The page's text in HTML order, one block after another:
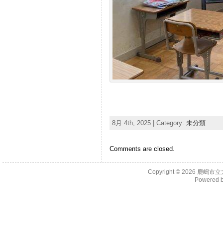
8月 4th, 2025 | Category: 未分類
Comments are closed.
Copyright © 2026 鹿嶋市立
Powered